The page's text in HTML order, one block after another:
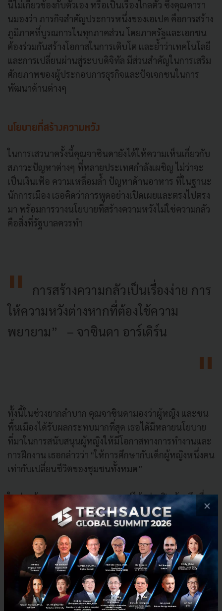
นี้ไม่เกี่ยวข้องกับตัวเอง หรือเป็นเรื่องไกลตัว ซึ่งคุณคารา
นมองว่า ภารกิจสำคัญประการหนึ่งของเอเปค คือการสร้าง
ภูมิภาคที่บูรณการในทุกภาคส่วน โดยภาครัฐและเอกชน
ต้องร่วมกันสร้างโอกาสในการเติบโต และย้ำว่าเทคโนโลยี
และการเปลี่ยนผ่านสู่ระบบดิจิทัล มีส่วนสำคัญในการเสริม
ศักยภาพของผู้ประกอบการธุรกิจและปัจเจกชนในการ
พัฒนาด้านต่างๆ
นโยบายที่สร้างความหวัง
ในการเสวนาครั้งนี้คุณจาซินดายังได้ให้ความเห็นเกี่ยวกับ
สภาวะปัญหาต่างๆ ที่หลายประเทศกำลังเผชิญ ไม่ว่าจะ
เป็นเงินเฟ้อ ความเหลื่อมล้ำ ปัญหาด้านอาหาร ที่ในฐานะ
นักการเมือง เธอคิดว่าการพูดอย่างเปิดเผยและตรงไปตรง
มา พร้อมการวางนโยบายที่สร้างความหวังไม่ใช่ความกลัว
คือสิ่งที่รัฐบาลควรทำ
การสร้างความกลัวเป็นเรื่องง่าย การ
ให้ความหวังต่างหากที่ต้องใข้ความ
พยายาม” – จาซินดา อาร์เดิร์น
ทั้งนี้ในช่วงยากลำบาก คุณจาซินดามองว่าผู้หญิง และชน
พื้นเมืองได้รับผลกระทบมากที่สุด เธอได้มีหลายนโยบาย
ที่มาในการสนับสนุนผู้หญิงให้มีโอกาสทางการทำงานและ
การฝึกงาน เธอกล่าวว่า "ให้การศึกษากับเด็กผู้หญิงหนึ่งคน
เท่ากับเปลี่ยนชีวิตของชุมชนทั้งหมด”
ในช่วงท้ายของงานคุณกอบกาญจน์ได้กล่าวปิดท้ายถึงเรื่อง
ความร่วมมือว่า “การร่วมมือไม่ได้หมายถึงการเซ็น MoU
อีกฉบับหนึ่ง เราต้องมีศรัทธาว่าเราสร้างการเปลี่ยนแปลง
ได้ การเปลี่ยนแปลงเริ่มได้จากตัวเรา”
News APEC apec-2022 jacinda ardern inclusive Growth
apec-ceo-summit-2022
×